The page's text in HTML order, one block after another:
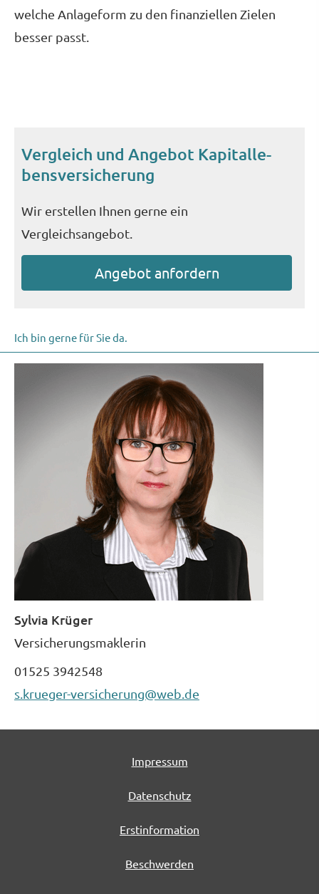
welche Anlageform zu den finanziellen Zielen
besser passt.
Vergleich und Angebot Ka­pi­tal­le­
bens­ver­si­che­rung
Wir erstellen Ihnen gerne ein
Vergleichsangebot.
An­ge­bot an­for­dern
Ich bin gerne für Sie da.
Sylvia Krüger
Ver­sicherungs­maklerin
01525 3942548
s.krueger-versicherung@web.de
Impressum
Datenschutz
Erstinformation
Beschwerden